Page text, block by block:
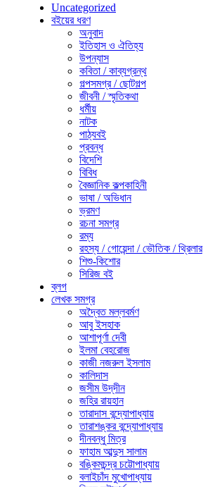
Uncategorized
বইয়ের ধরণ
অনুবাদ
ইতিহাস ও ঐতিহ্য
উপন্যাস
কবিতা / কাব্যগ্রন্থ
গল্পসমগ্র / ছোটগল্প
জীবনী / স্মৃতিকথা
ধর্মীয়
নাটক
পাঠ্যবই
প্রবন্ধ
বিদেশি
বিবিধ
বৈজ্ঞানিক কল্পকাহিনী
ভাষা / অভিধান
ভ্রমণ
রচনা সমগ্র
রম্য
রহস্য / গোয়েন্দা / ভৌতিক / থ্রিলার
শিশু-কিশোর
সিরিজ বই
ব্লগ
লেখক সমগ্র
অদ্বৈত মল্লবর্মণ
আবু ইসহাক
আশাপূর্ণা দেবী
ইলমা বেহরোজ
কাজী নজরুল ইসলাম
কালিদাস
জসীম উদ্‌দীন
জহির রায়হান
তারাদাস বন্দ্যোপাধ্যায়
তারাশঙ্কর বন্দ্যোপাধ্যায়
দীনবন্ধু মিত্র
ফাহাম আব্দুস সালাম
বঙ্কিমচন্দ্র চট্টোপাধ্যায়
বলাইচাঁদ মুখোপাধ্যায়